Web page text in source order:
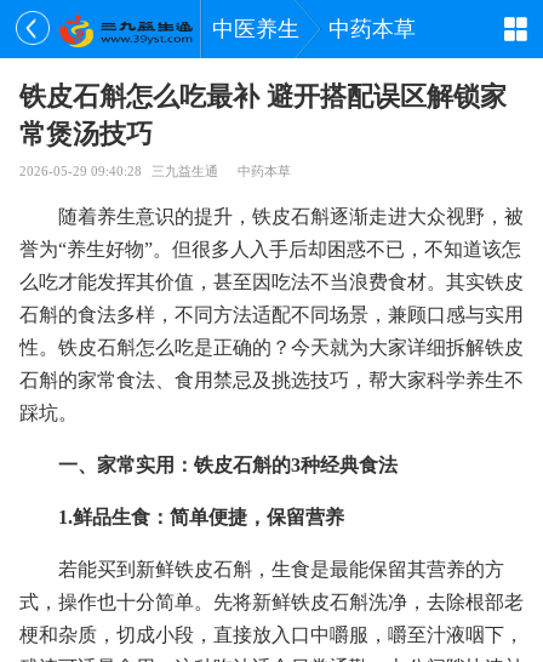
中医养生 中药本草
铁皮石斛怎么吃最补 避开搭配误区解锁家
常煲汤技巧
2026-05-29 09:40:28 三九益生通 中药本草
随着养生意识的提升，铁皮石斛逐渐走进大众视野，被
誉为“养生好物”。但很多人入手后却困惑不已，不知道该怎
么吃才能发挥其价值，甚至因吃法不当浪费食材。其实铁皮
石斛的食法多样，不同方法适配不同场景，兼顾口感与实用
性。铁皮石斛怎么吃是正确的？今天就为大家详细拆解铁皮
石斛的家常食法、食用禁忌及挑选技巧，帮大家科学养生不
踩坑。
一、家常实用：铁皮石斛的3种经典食法
1.鲜品生食：简单便捷，保留营养
若能买到新鲜铁皮石斛，生食是最能保留其营养的方
式，操作也十分简单。先将新鲜铁皮石斛洗净，去除根部老
梗和杂质，切成小段，直接放入口中嚼服，嚼至汁液咽下，